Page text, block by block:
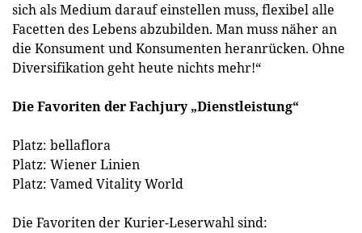
sich als Medium darauf einstellen muss, flexibel alle
Facetten des Lebens abzubilden. Man muss näher an
die Konsument und Konsumenten heranrücken. Ohne
Diversifikation geht heute nichts mehr!“
Die Favoriten der Fachjury „Dienstleistung“
Platz: bellaflora
Platz: Wiener Linien
Platz: Vamed Vitality World
Die Favoriten der Kurier-Leserwahl sind: